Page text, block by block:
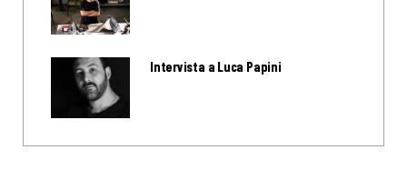
Intervista a Luca Papini